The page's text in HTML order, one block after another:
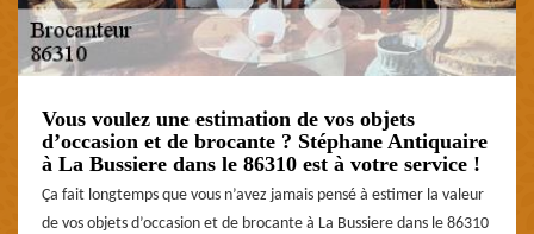
Vous voulez une estimation de vos objets
d’occasion et de brocante ? Stéphane Antiquaire
à La Bussiere dans le 86310 est à votre service !
Ça fait longtemps que vous n’avez jamais pensé à estimer la valeur
de vos objets d’occasion et de brocante à La Bussiere dans le 86310